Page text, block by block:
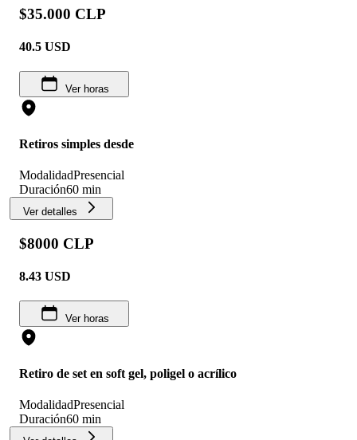
$35.000 CLP
40.5 USD
Ver horas
Retiros simples desde
ModalidadPresencial
Duración60 min
Ver detalles
$8000 CLP
8.43 USD
Ver horas
Retiro de set en soft gel, poligel o acrílico
ModalidadPresencial
Duración60 min